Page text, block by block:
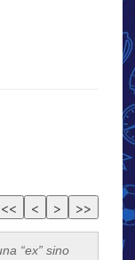
“ex” sino